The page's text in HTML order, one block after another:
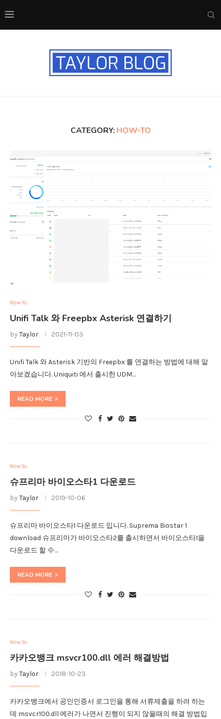
CATEGORY: HOW-TO
How-to
Unifi Talk 와 Freepbx Asterisk 연결하기
by Taylor 2021-11-03
Unifi Talk 와 Asterisk 기반의 Freepbx 를 연결하는 방법에 대해 알
아보겠습니다. Uniquiti 에서 출시한 UDM…
READ MORE
How-to
슈프리마 바이오스타1 다운로드
by Taylor 2019-10-06
슈프리마 바이오스타1 다운로드 입니다. Suprema Biostar 1
download 슈프리마가 바이오스타2를 출시하면서 바이오스타1을
다운로드 할 수…
READ MORE
How-to
카카오뱅크 msvcr100.dll 에러 해결방법
by Taylor 2018-10-23
카카오뱅크에서 공인인증서 로그인을 통해 서류제출을 하려 하는
데 msvcr100.dll 에러가 나면서 진행이 되지 않을때의 해결 방법입